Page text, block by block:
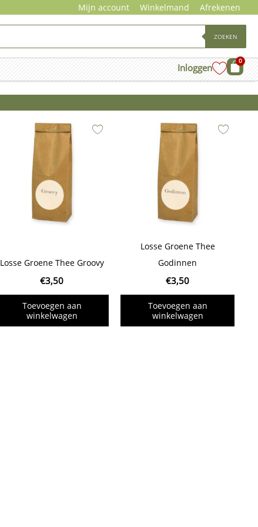
Mijn account Winkelmand Afrekenen
ZOEKEN
Inloggen
0
Losse Groene Thee Groovy
€3,50
Toevoegen aan
winkelwagen
Losse Groene Thee
Godinnen
€3,50
Toevoegen aan
winkelwagen